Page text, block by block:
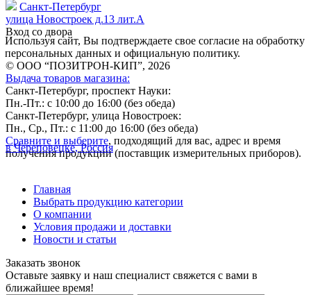
Санкт-Петербург
улица Новостроек д.13 лит.А
Вход со двора
Используя сайт, Вы подтверждаете свое согласие на обработку
персональных данных и официальную политику.
© ООО “ПОЗИТРОН-КИП”, 2026
Выдача товаров магазина:
Санкт-Петербург, проспект Науки:
Пн.-Пт.: с 10:00 до 16:00 (без обеда)
Санкт-Петербург, улица Новостроек:
Пн., Ср., Пт.: с 11:00 до 16:00 (без обеда)
Сравните и выберите, подходящий для вас, адрес и время
получения продукции (поставщик измерительных приборов).
в Череповецке, Россия
Главная
Выбрать продукцию категории
О компании
Условия продажи и доставки
Новости и статьи
Заказать звонок
Оставьте заявку и наш специалист свяжется с вами в
ближайшее время!